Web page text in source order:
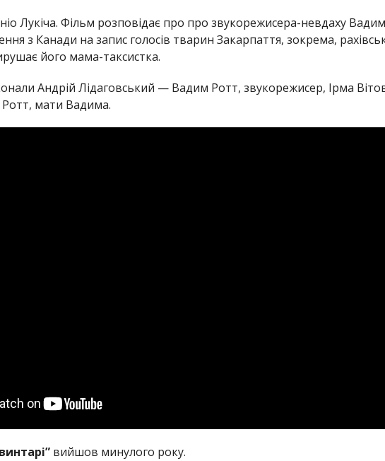
Лукіча. Фільм розповідає про про звукорежисера-невдаху
з Канади на запис голосів тварин Закарпаття, зокрема,
його мама-таксистка.
Андрій Лідаговський — Вадим Ротт, звукорежисер, Ірма
мати Вадима.
вийшов минулого року.